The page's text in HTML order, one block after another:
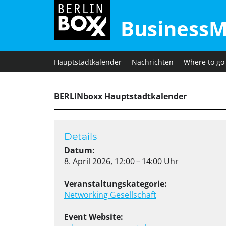
Hauptstadtkalender Nachrichten Where to go
BERLINboxx Hauptstadtkalender
Details
Datum:
8. April 2026, 12:00 – 14:00 Uhr
Veranstaltungskategorie:
Networking Gesellschaft
Event Website: